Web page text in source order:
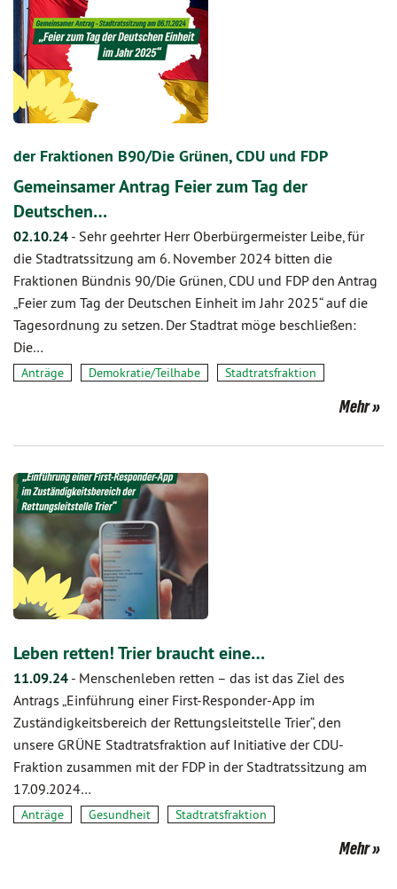
der Fraktionen B90/Die Grünen, CDU und FDP
Gemeinsamer Antrag Feier zum Tag der
Deutschen…
02.10.24 - Sehr geehrter Herr Oberbürgermeister Leibe, für
die Stadtratssitzung am 6. November 2024 bitten die
Fraktionen Bündnis 90/Die Grünen, CDU und FDP den Antrag
„Feier zum Tag der Deutschen Einheit im Jahr 2025“ auf die
Tagesordnung zu setzen. Der Stadtrat möge beschließen:
Die…
Anträge Demokratie/Teilhabe Stadtratsfraktion
Mehr
Leben retten! Trier braucht eine…
11.09.24 - Menschenleben retten – das ist das Ziel des
Antrags „Einführung einer First-Responder-App im
Zuständigkeitsbereich der Rettungsleitstelle Trier“, den
unsere GRÜNE Stadtratsfraktion auf Initiative der CDU-
Fraktion zusammen mit der FDP in der Stadtratssitzung am
17.09.2024…
Anträge Gesundheit Stadtratsfraktion
Mehr